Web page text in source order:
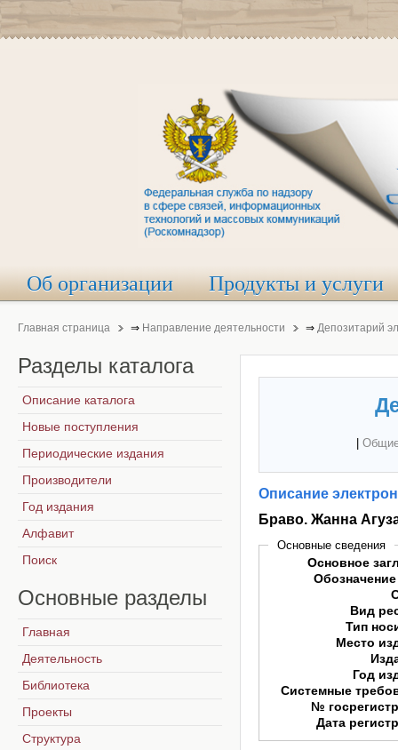
Об организации Продукты и услуги
Главная страница ⇒ Направление деятельности ⇒ Депозитарий
Описание
Браво. Жанна
Основные сведения
Основное
Вид
Тип
Место
Год
Системные
№
Дата
Разделы каталога
Описание каталога
Новые поступления
Периодические издания
Производители
Год издания
Алфавит
Поиск
Основные разделы
Главная
Деятельность
Библиотека
Проекты
Структура